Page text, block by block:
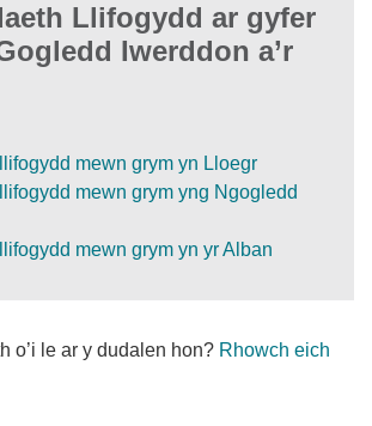
Llifogydd ar gyfer
Iwerddon a’r
mewn grym yn Lloegr
mewn grym yng Ngogledd
mewn grym yn yr Alban
o’i le ar y dudalen hon? Rhowch eich